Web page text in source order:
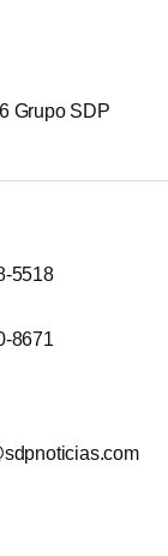
Grupo SDP
5518
8671